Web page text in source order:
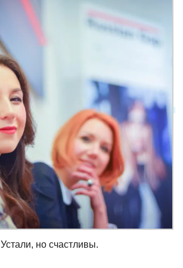
Устали, но счастливы.